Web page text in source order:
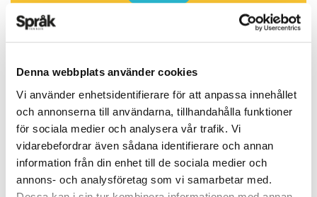
Denna webbplats använder cookies
Vi använder enhetsidentifierare för att anpassa innehållet
och annonserna till användarna, tillhandahålla funktioner
för sociala medier och analysera vår trafik. Vi
vidarebefordrar även sådana identifierare och annan
information från din enhet till de sociala medier och
annons- och analysföretag som vi samarbetar med.
talet,­ när hon planerade något utöver den
vardagliga ättiksströmmingen eller
blodpuddingen.
Frokost är också i Danmark det som i Sverige
är lunch, till ständig förvirring vid mötena över
Sundet. (På morgonen spiser man morgenmad.)
Kanske är det i dag enklare för den yngre
generationen. I skolan har man lunchrast, och
ARTIKLAR OKATEGORISERADE
5 vanligaste
svenskspråkiga första